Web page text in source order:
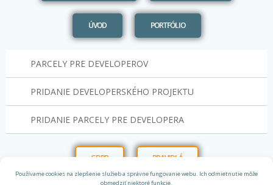
Používame cookies na zlepšenie služieb a správne fungovanie webu. Ich odmietnutie môže
obmedziť niektoré funkcie.
ÚVOD PORTFÓLIO
PARCELY PRE DEVELOPEROV
PRIDANIE DEVELOPERSKÉHO PROJEKTU
PRIDANIE PARCELY PRE DEVELOPERA
GDPR PRAVIDLÁ